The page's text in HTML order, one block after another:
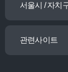
서울시 / 자치
관련사이트